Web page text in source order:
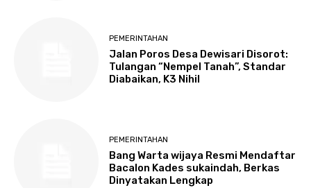
PEMERINTAHAN
Jalan Poros Desa Dewisari Disorot:
Tulangan “Nempel Tanah”, Standar
Diabaikan, K3 Nihil
PEMERINTAHAN
Bang Warta wijaya Resmi Mendaftar
Bacalon Kades sukaindah, Berkas
Dinyatakan Lengkap